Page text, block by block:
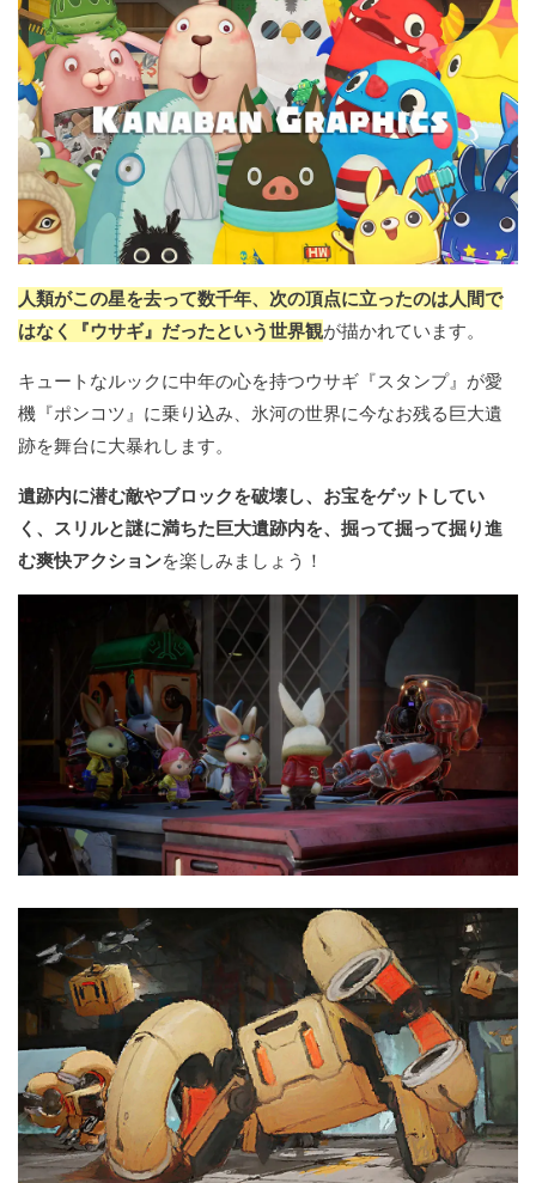
人類がこの星を去って数千年、次の頂点に立ったのは人間で
はなく『ウサギ』だったという世界観が描かれています。
キュートなルックに中年の心を持つウサギ『スタンプ』が愛
機『ポンコツ』に乗り込み、氷河の世界に今なお残る巨大遺
跡を舞台に大暴れします。
遺跡内に潜む敵やブロックを破壊し、お宝をゲットしてい
く、スリルと謎に満ちた巨大遺跡内を、掘って掘って掘り進
む爽快アクションを楽しみましょう！